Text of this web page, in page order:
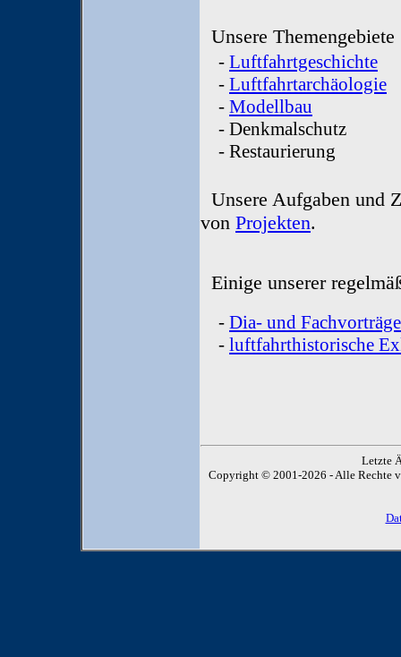
Unsere Themengebiete
- Luftfahrtgeschichte
- Luftfahrtarchäologie
- Modellbau
- Denkmalschutz
- Restaurierung
Unsere Aufgaben und
von Projekten.
Einige unserer
- Dia- und
- luftfahrthistorische
Letzte
Copyright © 2001-2026 - Alle Rechte